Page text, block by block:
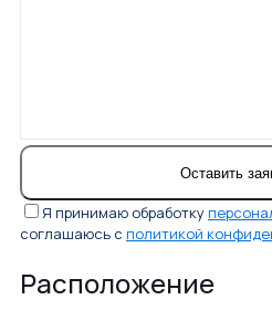
Я принимаю обработку
соглашаюсь с политикой
Расположение